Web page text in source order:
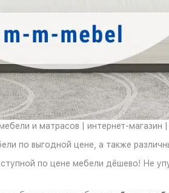
и матрасов | интернет-магазин
по выгодной цене, а также
по цене мебели дёшево! Не